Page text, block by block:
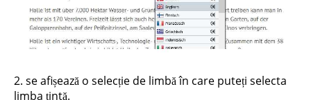
2. se afișează o selecție de limbă în care puteți selecta
limba țintă.